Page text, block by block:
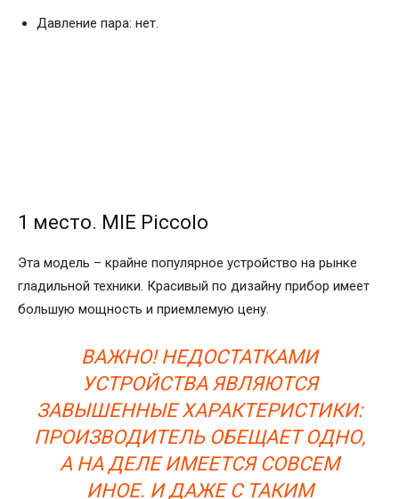
Давление пара: нет.
1 место. MIE Piccolo
Эта модель – крайне популярное устройство на рынке
гладильной техники. Красивый по дизайну прибор имеет
большую мощность и приемлемую цену.
ВАЖНО! НЕДОСТАТКАМИ
УСТРОЙСТВА ЯВЛЯЮТСЯ
ЗАВЫШЕННЫЕ ХАРАКТЕРИСТИКИ:
ПРОИЗВОДИТЕЛЬ ОБЕЩАЕТ ОДНО,
А НА ДЕЛЕ ИМЕЕТСЯ СОВСЕМ
ИНОЕ. И ДАЖЕ С ТАКИМ